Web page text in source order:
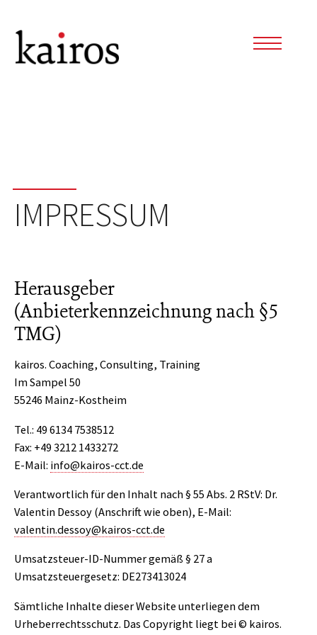
IMPRESSUM
Herausgeber
(Anbieterkennzeichnung nach §5
TMG)
kairos. Coaching, Consulting, Training
Im Sampel 50
55246 Mainz-Kostheim
Tel.: 49 6134 7538512
Fax: +49 3212 1433272
E-Mail: info@kairos-cct.de
Verantwortlich für den Inhalt nach § 55 Abs. 2 RStV: Dr.
Valentin Dessoy (Anschrift wie oben), E-Mail:
valentin.dessoy@kairos-cct.de
Umsatzsteuer-ID-Nummer gemäß § 27 a
Umsatzsteuergesetz: DE273413024
Sämtliche Inhalte dieser Website unterliegen dem
Urheberrechtsschutz. Das Copyright liegt bei © kairos.